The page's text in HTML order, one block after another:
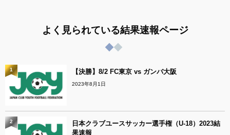
よく見られている結果速報ページ
【決勝】8/2 FC東京 vs ガンバ大阪
2023年8月1日
1
日本クラブユースサッカー選手権（U-18）2023結
果速報
2